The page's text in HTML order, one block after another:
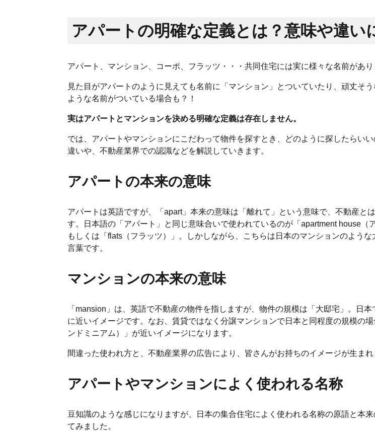
アパートの明確な定義とは？意味や違い
アパート、マンション、コーポ、フラッツ・・・共同住宅には実に様々な名前があり
見た目がアパートのように見えても名前に「マンション」とついていたり、頑丈そ
ような名前がついている場合も？！
実はアパートとマンションを決める明確な定義は存在しません。
では、アパートやマンションにこだわって物件を探すとき、どのように探したらい
違いや、不動産業界での認識などを解説していきます。
アパートの本来の意味
アパートは英語ですが、「apart」本来の意味は「離れて」という意味で、不動産と
す。日本語の「アパート」と同じ意味合いで使われているのが「apartment house（
もしくは「flats（フラッツ）」。しかしながら、こちらは日本のマンションのよう
言葉です。
マンションの本来の意味
「mansion」は、英語で不動産の物件を指しますが、物件の規模は「大邸宅」。日本
に近いイメージです。なお、賃貸ではなく分譲マンションで日本と同程度の規模の
ンドミニアム）」が近いイメージになります。
間違った使われ方と、不動産業界の広告により、皆さんがお持ちのイメージが生まれ
アパートやマンションによく使われる名称
豆知識のような感じになりますが、日本の集合住宅によく使われる名称の原語と本
てみました。